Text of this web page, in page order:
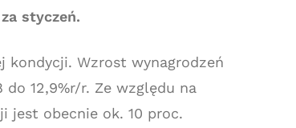
styczeń.
kondycji. Wzrost wynagrodzeń
12,9%r/r. Ze względu na
jest obecnie ok. 10 proc.